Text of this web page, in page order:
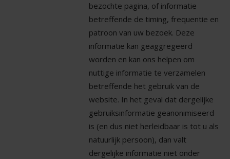
bezochte pagina, of informatie
betreffende de timing, frequentie en
patroon van uw bezoek. Deze
informatie kan geaggregeerd
worden en kan ons helpen om
nuttige informatie te verzamelen
betreffende het gebruik van de
website. In het geval dat dergelijke
gebruiksinformatie geanonimiseerd
is (en dus niet herleidbaar is tot u als
natuurlijk persoon), dan valt
dergelijke informatie niet onder